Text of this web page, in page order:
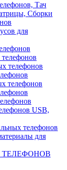
Тач
Сборки
для
телефонов
телефонов
USB,
телефонов
для
ТЕЛЕФОНОВ